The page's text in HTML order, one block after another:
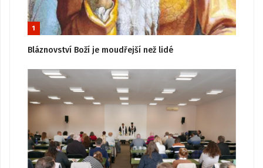
1
Bláznovství Boží je moudřejší než lidé